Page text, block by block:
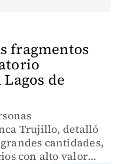
fragmentos
de
Trujillo, detalló
cantidades,
con alto valor